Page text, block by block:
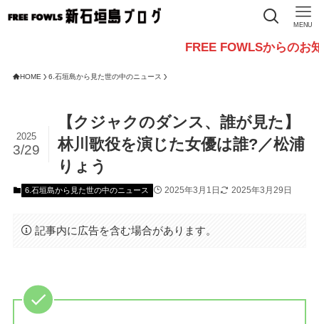
MENU
FREE FOWLSからのお知らせ
HOME 6.石垣島から見た世の中のニュース
【クジャクのダンス、誰が見た】
林川歌役を演じた女優は誰?／松浦
りょう
2025
3/29
6.石垣島から見た世の中のニュース 2025年3月1日 2025年3月29日
記事内に広告を含む場合があります。